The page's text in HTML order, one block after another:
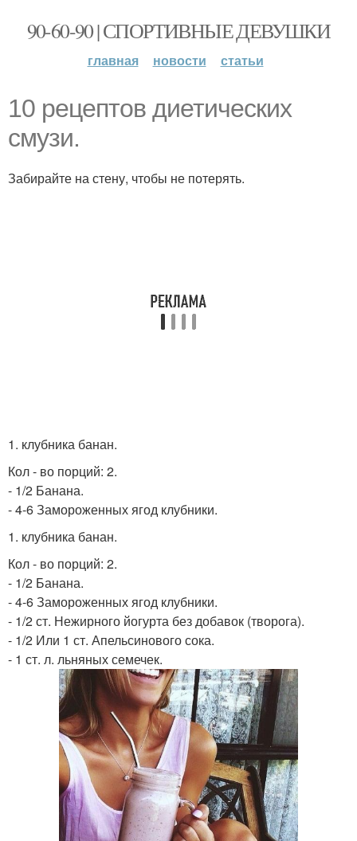
90-60-90 | СПОРТИВНЫЕ ДЕВУШКИ
главная новости статьи
10 рецептов диетических
смузи.
Забирайте на стену, чтобы не потерять.
1. клубника банан.
Кол - во порций: 2.
- 1/2 Банана.
- 4-6 Замороженных ягод клубники.
1. клубника банан.
Кол - во порций: 2.
- 1/2 Банана.
- 4-6 Замороженных ягод клубники.
- 1/2 ст. Нежирного йогурта без добавок (творога).
- 1/2 Или 1 ст. Апельсинового сока.
- 1 ст. л. льняных семечек.